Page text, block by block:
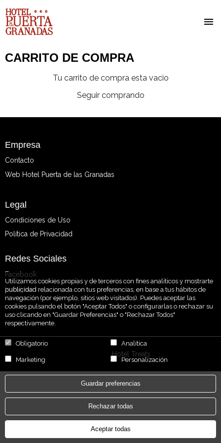
Utilizamos cookies propias y de terceros con fines analíticos y mostrarte
publicidad relacionada con tus preferencias, en base a tus hábitos de
navegación (por ejemplo, sitios web visitados). Puedes aceptar las
cookies pulsando el botón "Aceptar Todos" o configurarlas o rechazar su
uso clicando en "Guardar Preferencias" o "Rechazar Todos"
respectivamente.
Obligatorio Analítica
Marketing Personalización
Guardar preferencias
Rechazar todas
Aceptar todas
alCARRITO DE COMPRA
Tu carrito de compra esta vacio
Seguir comprando
Empresa
Contacto
Web Hotel Puerta de las Granadas
Legal
Condiciones de Uso
Política de Privacidad
Redes Sociales
Facebook
Instagram
Powered byHotel Treats